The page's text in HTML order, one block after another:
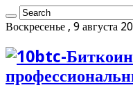
Воскресенье , 9 августа